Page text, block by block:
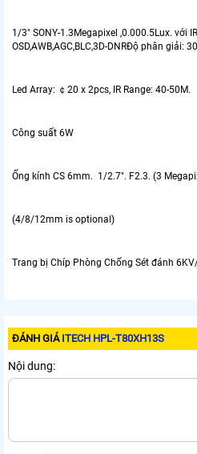
1/3" SONY-1.3Megapixel ,0.000.5Lux. với
OSD,AWB,AGC,BLC,3D-DNRĐộ phân giải:
Led Array: ￠20 x 2pcs, IR Range: 40-50M.
Công suất 6W
Ống kính CS 6mm. 1/2.7". F2.3. (3
(4/8/12mm is optional)
Trang bị Chíp Phòng Chống Sét đánh
ĐÁNH GIÁ ITECH HPL-T80XH13S
Nội dung: